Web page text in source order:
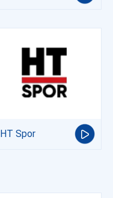
HT Spor